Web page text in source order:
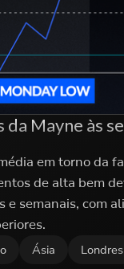
da Mayne às
em torno da
de alta bem
semanais, com
Ásia Londres